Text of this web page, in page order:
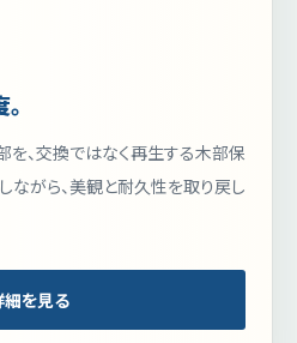
を、交換ではなく再生する木部保
ながら、美観と耐久性を取り戻し
細を見る